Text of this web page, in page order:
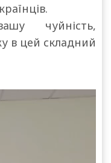
чуйність,
в цей складний